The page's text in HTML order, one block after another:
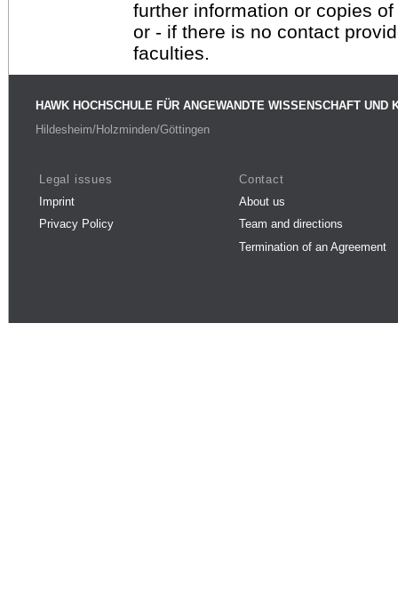
further information or copies
or - if there is no contact
faculties.
HAWK HOCHSCHULE FÜR ANGEWANDTE WISSENSCHAFT UND
Hildesheim/Holzminden/Göttingen
Legal issues
Imprint
Privacy Policy
Contact
About us
Team and directions
Termination of an Agreement